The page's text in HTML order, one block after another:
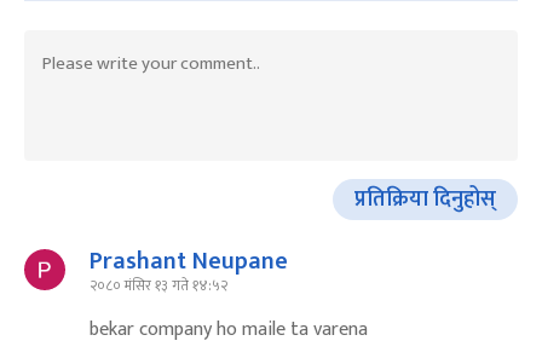
प्रतिक्रिया दिनुहोस्
Prashant Neupane
२०८० मंसिर १३ गते १४:५२
bekar company ho maile ta varena